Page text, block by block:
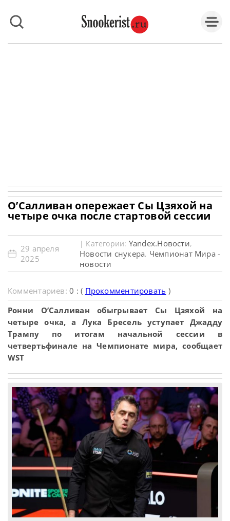
О’Салливан опережает Сы Цзяхой на
четыре очка после стартовой сессии
29 апреля
2025
| Категории: Yandex.Новости,
Новости снукера, Чемпионат Мира -
новости
Комментариев:0 : ( Прокомментировать )
Ронни О’Салливан обыгрывает Сы Цзяхой на
четыре очка, а Лука Бресель уступает Джадду
Трампу по итогам начальной сессии в
четвертьфинале на Чемпионате мира, сообщает
WST